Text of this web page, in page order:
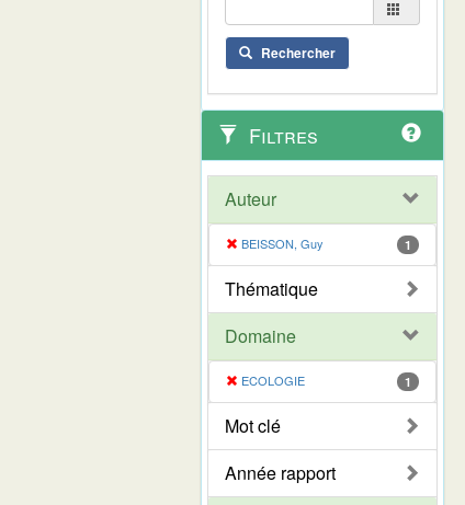
Rechercher
Filtres
Auteur
BEISSON, Guy 1
Thématique
Domaine
ECOLOGIE 1
Mot clé
Année rapport